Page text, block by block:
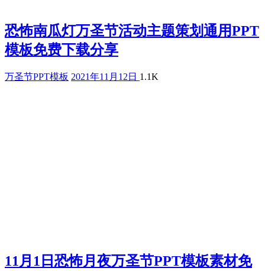
恐怖南瓜灯万圣节活动主题策划通用PPT
模板免费下载分享
万圣节PPT模板 2021年11月12日 1.1K
11月1日恐怖月夜万圣节PPT模板素材免